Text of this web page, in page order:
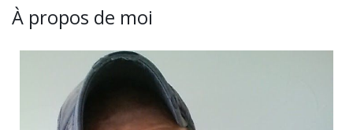
À propos de moi